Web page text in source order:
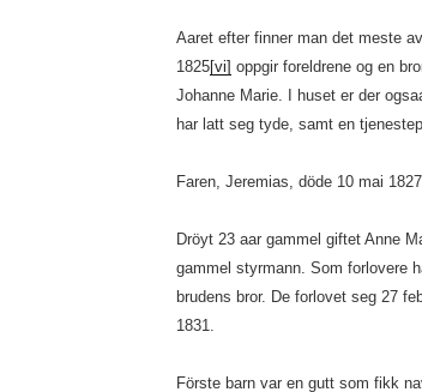
Aaret efter finner man det meste
1825[vi] oppgir foreldrene og en
Johanne Marie. I huset er der
har latt seg tyde, samt en
Faren, Jeremias, döde 10 mai
Dröyt 23 aar gammel giftet Anne
gammel styrmann. Som forlovere
brudens bror. De forlovet seg 27
1831.
Förste barn var en gutt som fikk